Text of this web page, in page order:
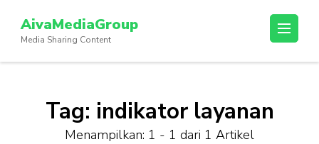
konten
(Tekan
AivaMediaGroup
Media Sharing Content
Tag: indikator layanan
Menampilkan: 1 - 1 dari 1 Artikel